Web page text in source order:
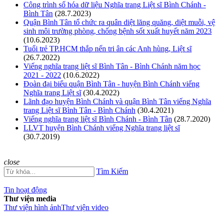
Công trình số hóa dữ liệu Nghĩa trang Liệt sĩ Bình Chánh -
Bình Tân (28.7.2023)
Quận Bình Tân tổ chức ra quân diệt lăng quăng, diệt muỗi, vệ
sinh môi trường phòng, chống bệnh sốt xuất huyết năm 2023
(10.6.2023)
Tuổi trẻ TP.HCM thắp nến tri ân các Anh hùng, Liệt sĩ
(26.7.2022)
Viếng nghĩa trang liệt sĩ Bình Tân - Bình Chánh năm học
2021 - 2022 (10.6.2022)
Đoàn đại biểu quận Bình Tân - huyện Bình Chánh viếng
Nghĩa trang Liệt sĩ (30.4.2022)
Lãnh đạo huyện Bình Chánh và quận Bình Tân viếng Nghĩa
trang Liệt sĩ Bình Tân - Bình Chánh (30.4.2021)
Viếng nghĩa trang liệt sĩ Bình Chánh - Bình Tân (28.7.2020)
LLVT huyện Bình Chánh viếng Nghĩa trang liệt sĩ
(30.7.2019)
close
Tìm Kiếm
Tin hoạt động
Thư viện media
Thư viện hình ảnhThư viện video